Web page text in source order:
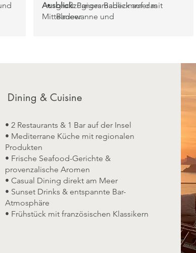
großzügiges Badezimmer mit
Badewanne und
Ausblick:Panoramablick auf das
Mittelmeer
Dining & Cuisine
• 2 Restaurants & 1 Bar auf der Insel
• Mediterrane Küche mit regionalen
Produkten
• Frische Seafood-Gerichte &
provenzalische Aromen
• Casual Dining direkt am Meer
• Sunset Drinks & entspannte Bar-
Atmosphäre
• Frühstück mit französischen Klassikern